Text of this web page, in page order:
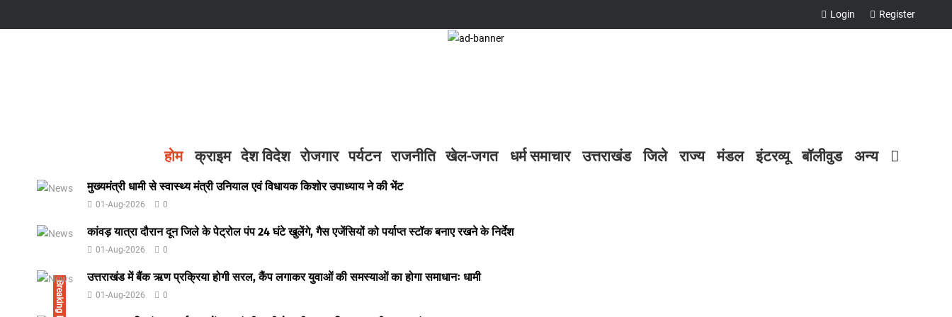
Login Register
होम क्राइम देश विदेश रोजगार पर्यटन राजनीति खेल-जगत धर्म समाचार उत्तराखंड जिले राज्य मंडल इंटरव्यू बॉलीवुड अन्य
मुख्यमंत्री धामी से स्वास्थ्य मंत्री उनियाल एवं विधायक किशोर उपाध्याय ने की भेंट
01-Aug-2026 0
कांवड़ यात्रा दौरान दून जिले के पेट्रोल पंप 24 घंटे खुलेंगे, गैस एजेंसियों को पर्याप्त स्टॉक बनाए रखने के निर्देश
01-Aug-2026 0
उत्तराखंड में बैंक ऋण प्रक्रिया होगी सरल, कैंप लगाकर युवाओं की समस्याओं का होगा समाधानः धामी
01-Aug-2026 0